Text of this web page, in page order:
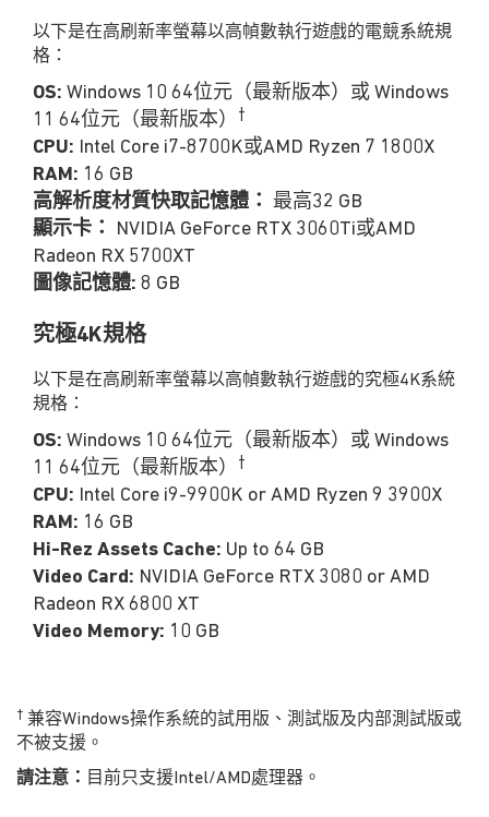
以下是在高刷新率螢幕以高幀數執行遊戲的電競系統規
格：
OS: Windows 10 64位元（最新版本）或 Windows
11 64位元（最新版本）
†
CPU: Intel Core i7-8700K或AMD Ryzen 7 1800X
RAM: 16 GB
高解析度材質快取記憶體： 最高32 GB
顯示卡：
NVIDIA GeForce RTX 3060Ti或AMD
Radeon RX 5700XT
圖像記憶體: 8 GB
究極4K規格
以下是在高刷新率螢幕以高幀數執行遊戲的究極4K系統
規格：
OS: Windows 10 64位元（最新版本）或 Windows
11 64位元（最新版本）
†
CPU: Intel Core i9-9900K or AMD Ryzen 9 3900X
RAM: 16 GB
Hi-Rez Assets Cache: Up to 64 GB
Video Card: NVIDIA GeForce RTX 3080 or AMD
Radeon RX 6800 XT
Video Memory: 10 GB
† 兼容Windows操作系統的試用版、測試版及内部測試版或
不被支援。
請注意： 目前只支援Intel/AMD處理器。